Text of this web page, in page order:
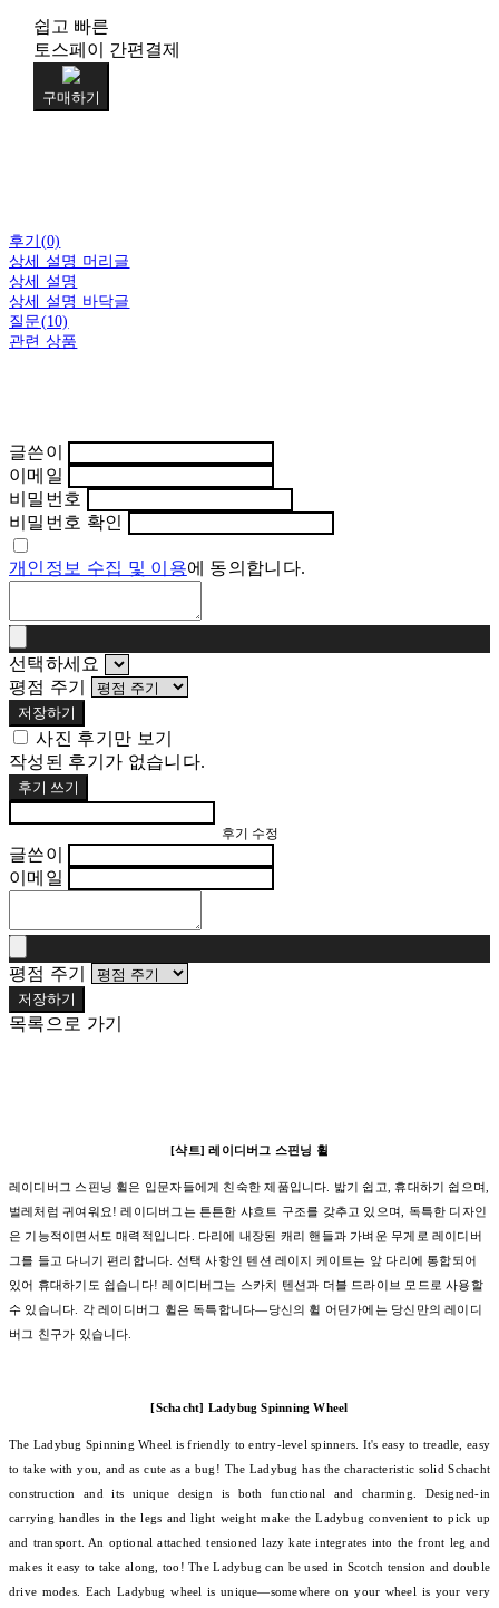
쉽고 빠른
토스페이 간편결제
구매하기
후기(0)
상세 설명 머리글
상세 설명
상세 설명 바닥글
질문(10)
관련 상품
글쓴이
이메일
비밀번호
비밀번호 확인
개인정보 수집 및 이용에 동의합니다.
선택하세요
평점 주기
저장하기
사진 후기만 보기
작성된 후기가 없습니다.
후기 쓰기
후기 수정
글쓴이
이메일
평점 주기
저장하기
목록으로 가기
[샥트] 레이디버그 스핀닝 휠
레이디버그 스핀닝 휠은 입문자들에게 친숙한 제품입니다. 밟기 쉽고, 휴대하기 쉽으며,
벌레처럼 귀여워요! 레이디버그는 튼튼한 샤흐트 구조를 갖추고 있으며, 독특한 디자인
은 기능적이면서도 매력적입니다. 다리에 내장된 캐리 핸들과 가벼운 무게로 레이디버
그를 들고 다니기 편리합니다. 선택 사항인 텐션 레이지 케이트는 앞 다리에 통합되어
있어 휴대하기도 쉽습니다! 레이디버그는 스카치 텐션과 더블 드라이브 모드로 사용할
수 있습니다. 각 레이디버그 휠은 독특합니다—당신의 휠 어딘가에는 당신만의 레이디
버그 친구가 있습니다.
[Schacht] Ladybug Spinning Wheel
The Ladybug Spinning Wheel is friendly to entry-level spinners. It's easy to treadle, easy
to take with you, and as cute as a bug! The Ladybug has the characteristic solid Schacht
construction and its unique design is both functional and charming. Designed-in
carrying handles in the legs and light weight make the Ladybug convenient to pick up
and transport. An optional attached tensioned lazy kate integrates into the front leg and
makes it easy to take along, too! The Ladybug can be used in Scotch tension and double
drive modes. Each Ladybug wheel is unique—somewhere on your wheel is your very